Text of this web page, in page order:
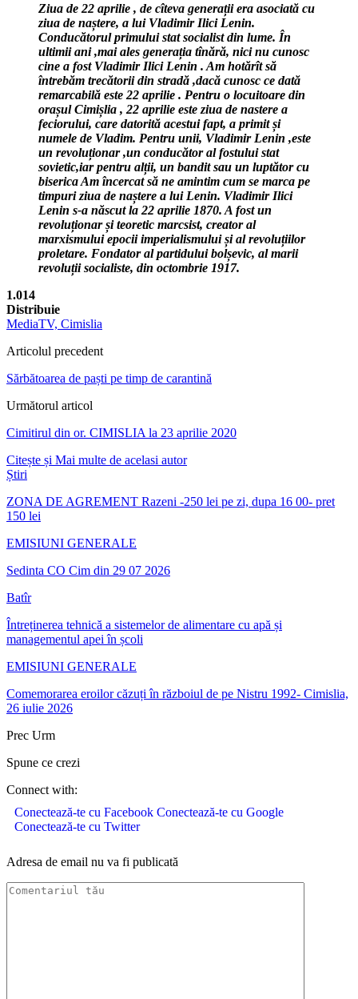
Ziua de 22 aprilie , de cîteva generații era asociată cu
ziua de naștere, a lui Vladimir Ilici Lenin.
Conducătorul primului stat socialist din lume. În
ultimii ani ,mai ales generația tînără, nici nu cunosc
cine a fost Vladimir Ilici Lenin . Am hotărît să
întrebăm trecătorii din stradă ,dacă cunosc ce dată
remarcabilă este 22 aprilie . Pentru o locuitoare din
orașul Cimișlia , 22 aprilie este ziua de nastere a
feciorului, care datorită acestui fapt, a primit și
numele de Vladim. Pentru unii, Vladimir Lenin ,este
un revoluționar ,un conducător al fostului stat
sovietic,iar pentru alții, un bandit sau un luptător cu
biserica Am încercat să ne amintim cum se marca pe
timpuri ziua de naștere a lui Lenin. Vladimir Ilici
Lenin s-a născut la 22 aprilie 1870. A fost un
revoluționar și teoretic marcsist, creator al
marxismului epocii imperialismului și al revoluțiilor
proletare. Fondator al partidului bolșevic, al marii
revoluții socialiste, din octombrie 1917.
1.014
Distribuie
MediaTV, Cimislia
Articolul precedent
Sărbătoarea de paști pe timp de carantină
Următorul articol
Cimitirul din or. CIMISLIA la 23 aprilie 2020
Citește și Mai multe de acelasi autor
Știri
ZONA DE AGREMENT Razeni -250 lei pe zi, dupa 16 00- pret
150 lei
EMISIUNI GENERALE
Sedinta CO Cim din 29 07 2026
Batîr
Întreținerea tehnică a sistemelor de alimentare cu apă și
managementul apei în școli
EMISIUNI GENERALE
Comemorarea eroilor căzuți în războiul de pe Nistru 1992- Cimislia,
26 iulie 2026
Prec Urm
Spune ce crezi
Connect with:
Conectează-te cu Facebook Conectează-te cu Google
Conectează-te cu Twitter
Adresa de email nu va fi publicată